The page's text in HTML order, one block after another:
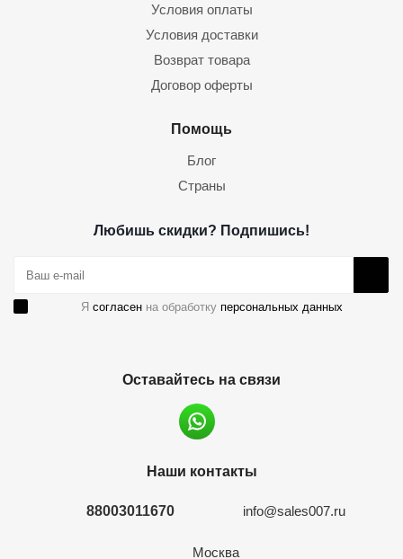
Условия оплаты
Условия доставки
Возврат товара
Договор оферты
Помощь
Блог
Страны
Любишь скидки? Подпишись!
Я согласен на обработку персональных данных
Оставайтесь на связи
Наши контакты
88003011670 info@sales007.ru
Москва